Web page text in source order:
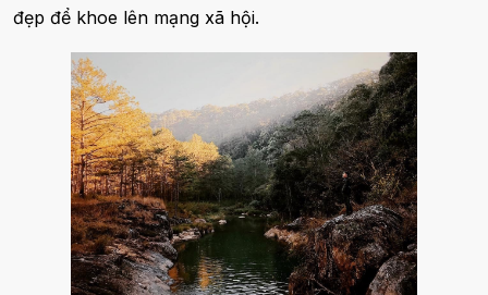
đẹp để khoe lên mạng xã hội.